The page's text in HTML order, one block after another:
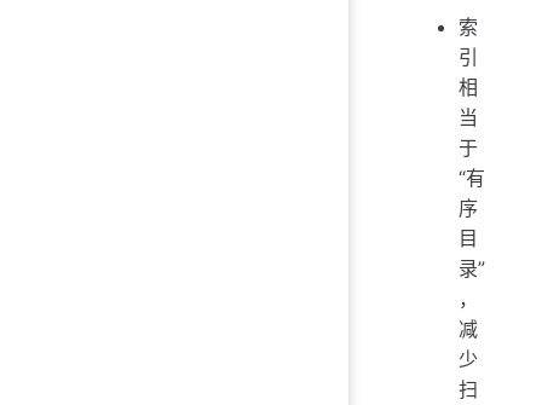
索
引
相
当
于
“有
序
目
录”
，
减
少
扫